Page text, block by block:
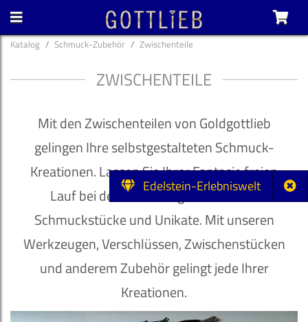
Edelstein-Erlebniswelt
Katalog Schmuck-Zubehör Zwischenteile
ZWISCHENTEILE
Mit den Zwischenteilen von Goldgottlieb
gelingen Ihre selbstgestalteten Schmuck-
Kreationen. Lassen Sie Ihrer Fantasie freien
Lauf bei der Gestaltung individueller
Schmuckstücke und Unikate. Mit unseren
Werkzeugen, Verschlüssen, Zwischenstücken
und anderem Zubehör gelingt jede Ihrer
Kreationen.